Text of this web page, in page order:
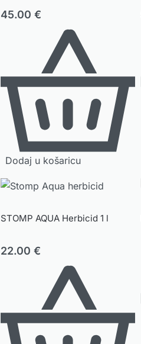
45.00€
Dodaj u košaricu
STOMP AQUA Herbicid 1 l
22.00€